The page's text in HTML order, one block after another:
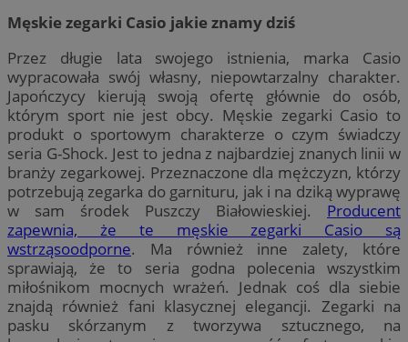
Męskie zegarki Casio jakie znamy dziś
Przez długie lata swojego istnienia, marka Casio
wypracowała swój własny, niepowtarzalny charakter.
Japończycy kierują swoją ofertę głównie do osób,
którym sport nie jest obcy. Męskie zegarki Casio to
produkt o sportowym charakterze o czym świadczy
seria G-Shock. Jest to jedna z najbardziej znanych linii w
branży zegarkowej. Przeznaczone dla mężczyzn, którzy
potrzebują zegarka do garnituru, jak i na dziką wyprawę
w sam środek Puszczy Białowieskiej. Producent
zapewnia, że te męskie zegarki Casio są
wstrząsoodporne. Ma również inne zalety, które
sprawiają, że to seria godna polecenia wszystkim
miłośnikom mocnych wrażeń. Jednak coś dla siebie
znajdą również fani klasycznej elegancji. Zegarki na
pasku skórzanym z tworzywa sztucznego, na